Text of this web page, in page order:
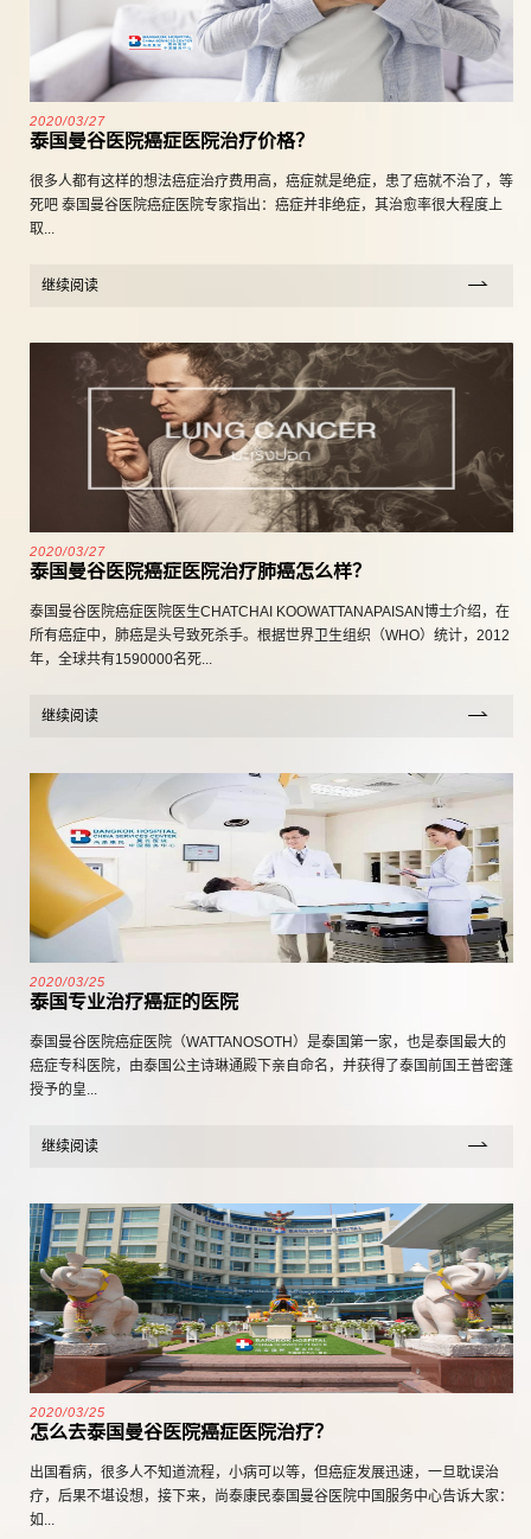
2020/03/27
泰国曼谷医院癌症医院治疗价格？
很多人都有这样的想法癌症治疗费用高，癌症就是绝症，患了癌就不治了，等
死吧 泰国曼谷医院癌症医院专家指出：癌症并非绝症，其治愈率很大程度上
取...
继续阅读
2020/03/27
泰国曼谷医院癌症医院治疗肺癌怎么样？
泰国曼谷医院癌症医院医生CHATCHAI KOOWATTANAPAISAN博士介绍，在
所有癌症中，肺癌是头号致死杀手。根据世界卫生组织（WHO）统计，2012
年，全球共有1590000名死...
继续阅读
2020/03/25
泰国专业治疗癌症的医院
泰国曼谷医院癌症医院（WATTANOSOTH）是泰国第一家，也是泰国最大的
癌症专科医院，由泰国公主诗琳通殿下亲自命名，并获得了泰国前国王普密蓬
授予的皇...
继续阅读
2020/03/25
怎么去泰国曼谷医院癌症医院治疗？
出国看病，很多人不知道流程，小病可以等，但癌症发展迅速，一旦耽误治
疗，后果不堪设想，接下来，尚泰康民泰国曼谷医院中国服务中心告诉大家：
如...